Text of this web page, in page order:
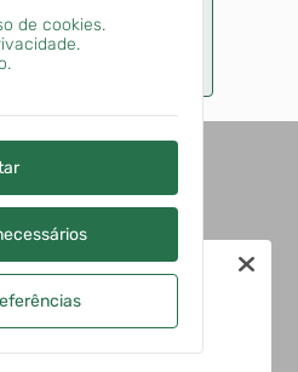
de cookies.